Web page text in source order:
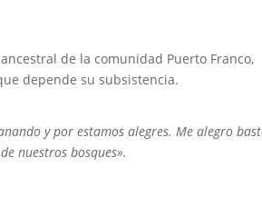
de la comunidad Puerto Franco,
depende su subsistencia.
y por estamos alegres. Me alegro
nuestros bosques».